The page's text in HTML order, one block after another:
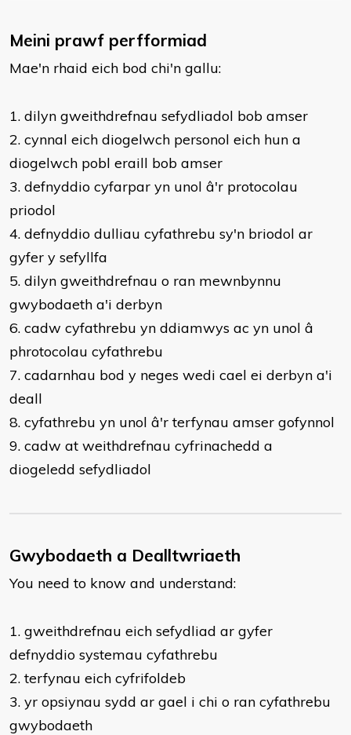
Meini prawf perfformiad
Mae'n rhaid eich bod chi'n gallu:
​1. dilyn gweithdrefnau sefydliadol bob amser
2. cynnal eich diogelwch personol eich hun a
diogelwch pobl eraill bob amser
3. defnyddio cyfarpar yn unol â'r protocolau
priodol
4. defnyddio dulliau cyfathrebu sy'n briodol ar
gyfer y sefyllfa
5. dilyn gweithdrefnau o ran mewnbynnu
gwybodaeth a'i derbyn
6. cadw cyfathrebu yn ddiamwys ac yn unol â
phrotocolau cyfathrebu
7. cadarnhau bod y neges wedi cael ei derbyn a'i
deall
8. cyfathrebu yn unol â'r terfynau amser gofynnol
9. cadw at weithdrefnau cyfrinachedd a
diogeledd sefydliadol
Gwybodaeth a Dealltwriaeth
You need to know and understand:
​1. gweithdrefnau eich sefydliad ar gyfer
defnyddio systemau cyfathrebu
2. terfynau eich cyfrifoldeb
3. yr opsiynau sydd ar gael i chi o ran cyfathrebu
gwybodaeth